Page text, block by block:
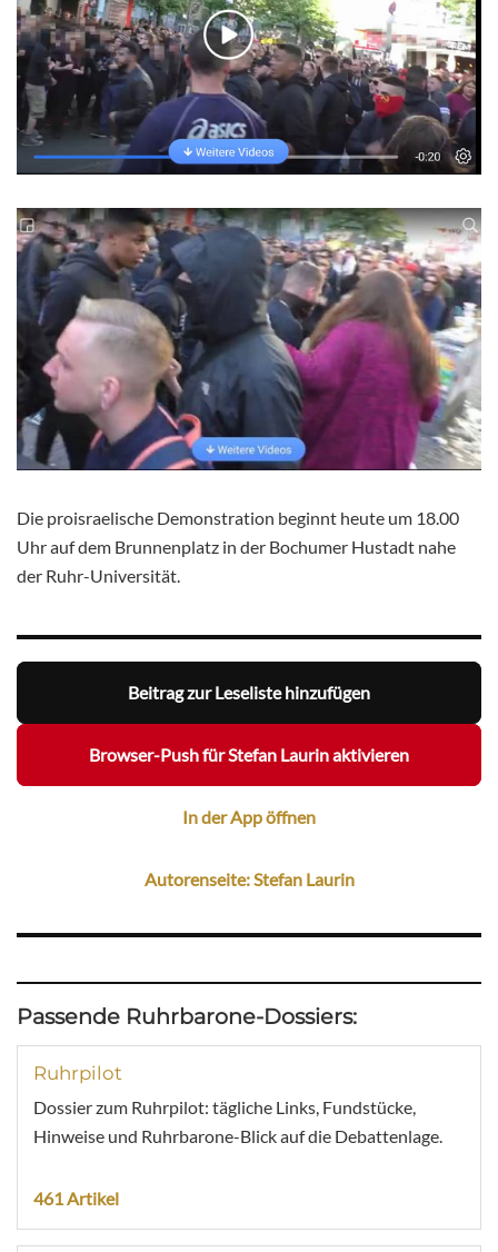
Die proisraelische Demonstration beginnt heute um 18.00
Uhr auf dem Brunnenplatz in der Bochumer Hustadt nahe
der Ruhr-Universität.
Beitrag zur Leseliste hinzufügen
Browser-Push für Stefan Laurin aktivieren
In der App öffnen
Autorenseite: Stefan Laurin
Passende Ruhrbarone-Dossiers:
Ruhrpilot
Dossier zum Ruhrpilot: tägliche Links, Fundstücke,
Hinweise und Ruhrbarone-Blick auf die Debattenlage.
461 Artikel